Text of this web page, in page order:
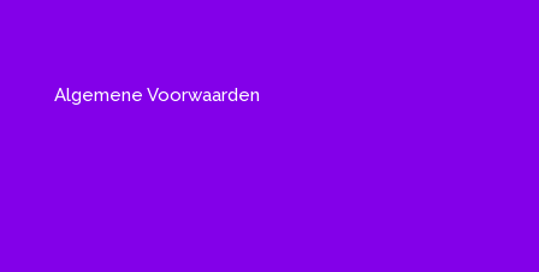
Algemene Voorwaarden